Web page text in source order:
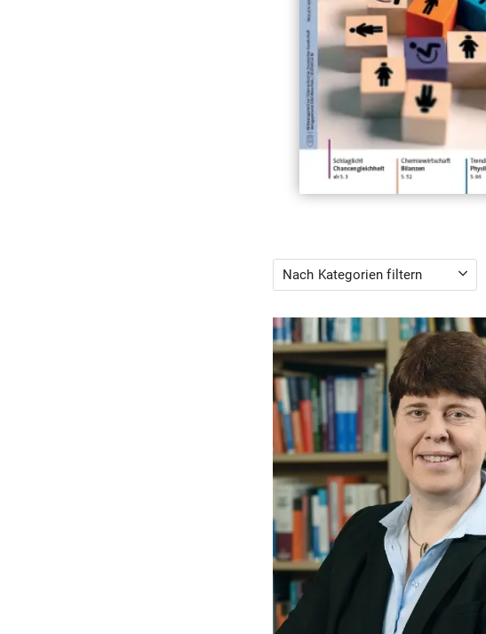
Nach Kategorien filtern